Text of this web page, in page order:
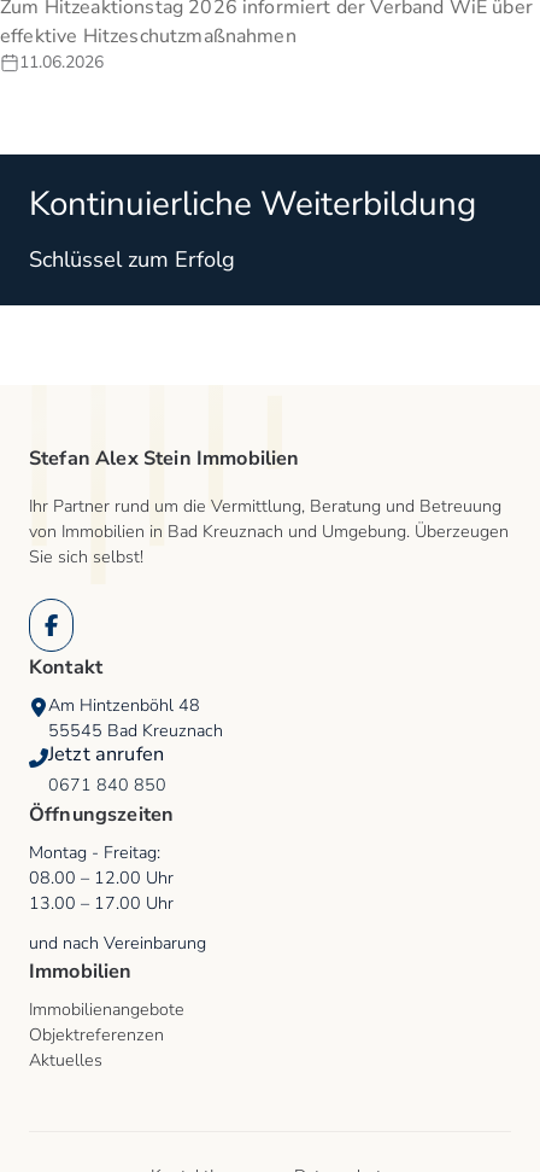
Zum Hitzeaktionstag 2026 informiert der Verband WiE über
effektive Hitzeschutzmaßnahmen
11.06.2026
Kontinuierliche Weiterbildung
Schlüssel zum Erfolg
Stefan Alex Stein Immobilien
Ihr Partner rund um die Vermittlung, Beratung und Betreuung
von Immobilien in Bad Kreuznach und Umgebung. Überzeugen
Sie sich selbst!
Facebook
Kontakt
Am Hintzenböhl 48
55545 Bad Kreuznach
Jetzt anrufen
0671 840 850
Öffnungszeiten
Montag - Freitag:
08.00 – 12.00 Uhr
13.00 – 17.00 Uhr
und nach Vereinbarung
Immobilien
Immobilienangebote
Objektreferenzen
Aktuelles